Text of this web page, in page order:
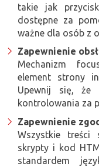
takie jak
dostępne za
ważne dla osób z
Zapewnienie
Mechanizm
element strony
Upewnij się,
kontrolowania za
Zapewnienie
Wszystkie
skrypty i kod
standardem